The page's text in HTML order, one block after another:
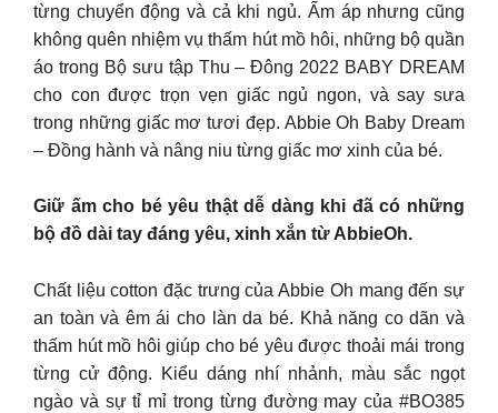
từng chuyển động và cả khi ngủ. Ấm áp nhưng cũng
không quên nhiệm vụ thấm hút mồ hôi, những bộ quần
áo trong Bộ sưu tập Thu – Đông 2022 BABY DREAM
cho con được trọn vẹn giấc ngủ ngon, và say sưa
trong những giấc mơ tươi đẹp. Abbie Oh Baby Dream
– Đồng hành và nâng niu từng giấc mơ xinh của bé.
Giữ ấm cho bé yêu thật dễ dàng khi đã có những
bộ đồ dài tay đáng yêu, xinh xắn từ AbbieOh.
Chất liệu cotton đặc trưng của Abbie Oh mang đến sự
an toàn và êm ái cho làn da bé. Khả năng co dãn và
thấm hút mồ hôi giúp cho bé yêu được thoải mái trong
từng cử động. Kiểu dáng nhí nhảnh, màu sắc ngọt
ngào và sự tỉ mỉ trong từng đường may của #BO385